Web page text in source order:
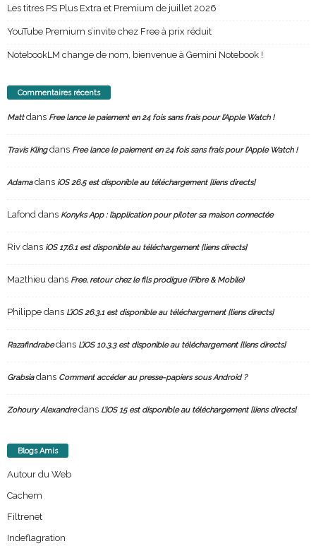
Les titres PS Plus Extra et Premium de juillet 2026
YouTube Premium s’invite chez Free à prix réduit
NotebookLM change de nom, bienvenue à Gemini Notebook !
Commentaires récents
Mattdans Free lance le paiement en 24 fois sans frais pour l’Apple Watch !
Travis Klingdans Free lance le paiement en 24 fois sans frais pour l’Apple Watch !
Adamadans iOS 26.5 est disponible au téléchargement [liens directs]
Lafond dans Konyks App : l’application pour piloter sa maison connectée
Riv dans iOS 17.6.1 est disponible au téléchargement [liens directs]
Ma2thieu dans Free, retour chez le fils prodigue (Fibre & Mobile)
Philippe dans L’iOS 26.3.1 est disponible au téléchargement [liens directs]
Razafindrabedans L’iOS 10.3.3 est disponible au téléchargement [liens directs]
Grabsiadans Comment accéder au presse-papiers sous Android ?
Zohoury Alexandredans L’iOS 15 est disponible au téléchargement [liens directs]
Blogs Amis
Autour du Web
Cachem
Filtrenet
Indeflagration